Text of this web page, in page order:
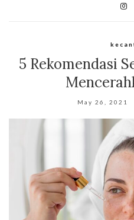
5 Rekomendasi
May 26, 2021